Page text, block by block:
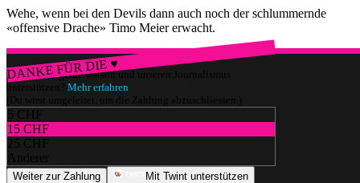
Wehe, wenn bei den Devils dann auch noch der schlummernde
«offensive Drache» Timo Meier erwacht.
DANKE FÜR DIE ♥
Würdest du gerne watson und unseren Journalismus
unterstützen? Mehr erfahren
(Du wirst umgeleitet, um die Zahlung abzuschliessen.)
5 CHF
15 CHF
25 CHF
Anderer
Weiter zur Zahlung
Mit Twint unterstützen